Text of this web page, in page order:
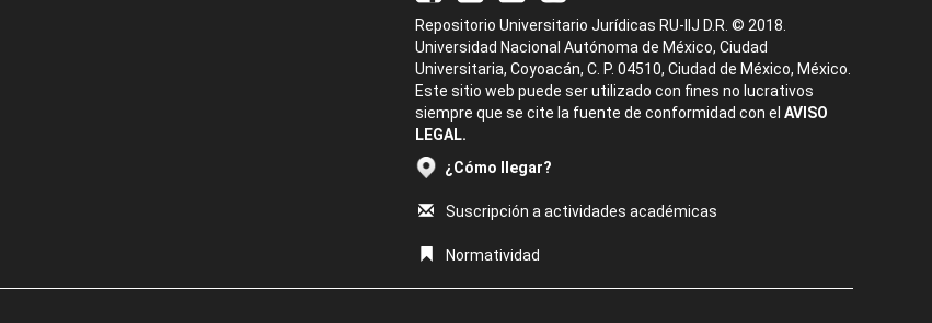
Repositorio Universitario Jurídicas RU-IIJ D.R. © 2018.
Universidad Nacional Autónoma de México, Ciudad
Universitaria, Coyoacán, C. P. 04510, Ciudad de México, México.
Este sitio web puede ser utilizado con fines no lucrativos
siempre que se cite la fuente de conformidad con el AVISO
LEGAL.
¿Cómo llegar?
Suscripción a actividades académicas
Normatividad